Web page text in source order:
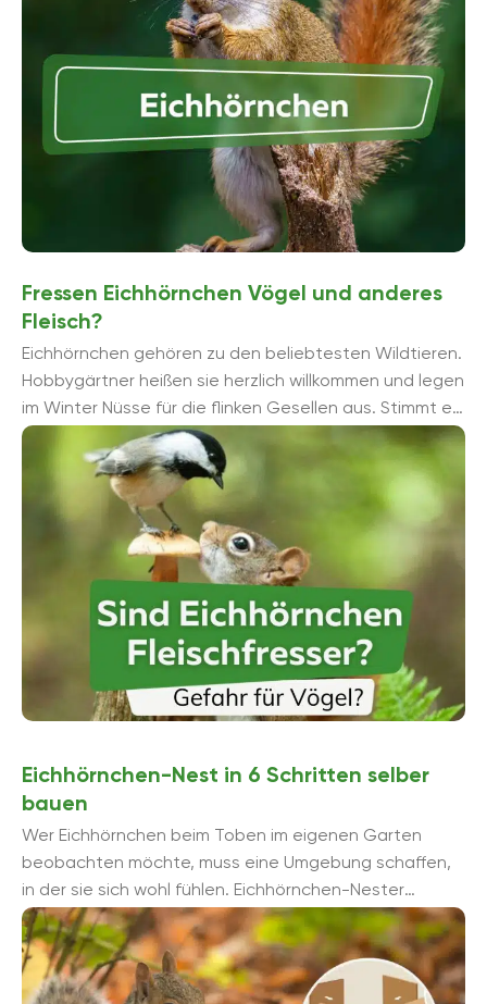
kann man sie auf der Suche nach Nahrung oder einem
geeigneten Versteck beim Hangeln zwischen den
Bäumen beobachten. Obwohl sie normalerweise
scheu sind, können Eichhörnchen auch ziemlich frech
sein und in Gärten herumspringen oder sogar
Vogelfutterhäuschen plündern. Damit sie nicht vom
Menschen abhängig werden und ihre natürlichen
Instinkte verlieren, ist es wichtig, sie nicht zu füttern.
Fressen Eichhörnchen Vögel und anderes
Fleisch?
Eichhörnchen gehören zu den beliebtesten Wildtieren.
Hobbygärtner heißen sie herzlich willkommen und legen
im Winter Nüsse für die flinken Gesellen aus. Stimmt es
jedoch, ...
Eichhörnchen-Nest in 6 Schritten selber
bauen
Wer Eichhörnchen beim Toben im eigenen Garten
beobachten möchte, muss eine Umgebung schaffen,
in der sie sich wohl fühlen. Eichhörnchen-Nester
gehören da auf jeden Fall ...